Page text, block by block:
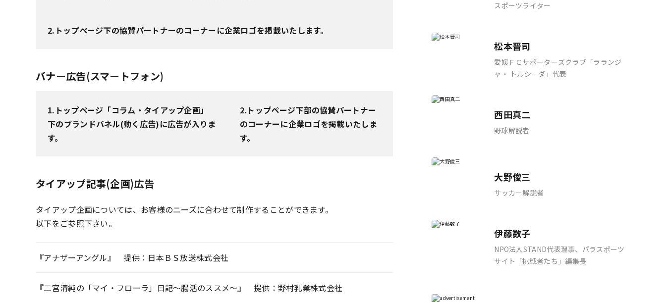
2.トップページ下の協賛パートナーのコーナーに企業ロゴを掲載いたします。
バナー広告(スマートフォン)
1.トップページ「コラム・タイアップ企画」
下のブランドパネル(動く広告)に広告が入りま
す。
2.トップページ下部の協賛パートナー
のコーナーに企業ロゴを掲載いたしま
す。
タイアップ記事(企画)広告
タイアップ企画については、お客様のニーズに合わせて制作することができます。
以下をご参照下さい。
『アナザーアングル』 提供：日本ＢＳ放送株式会社
『二宮清純の「マイ・フローラ」日記～腸活のススメ～』 提供：野村乳業株式会社
スポーツライター
松本晋司
愛媛ＦＣサポーターズクラブ「ラランジ
ャ・ トルシーダ」代表
西田真二
野球解説者
大野俊三
サッカー解説者
伊藤数子
NPO法人STAND代表理事、パラスポーツ
サイト「挑戦者たち」編集長